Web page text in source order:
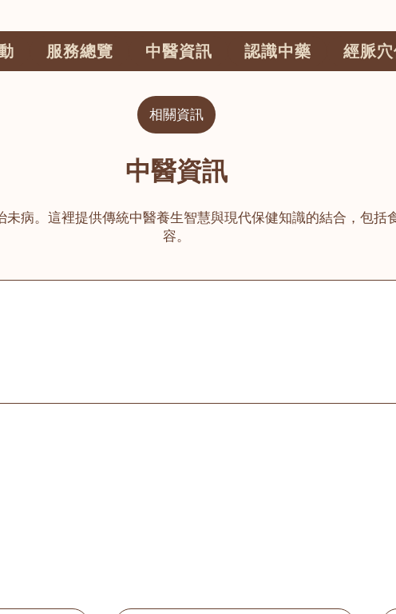
服務總覽 中醫資訊 認識中藥 經脈穴
相關資訊
中醫資訊
未病。這裡提供傳統中醫養生智慧與現代保健知識的結合，包括
容。